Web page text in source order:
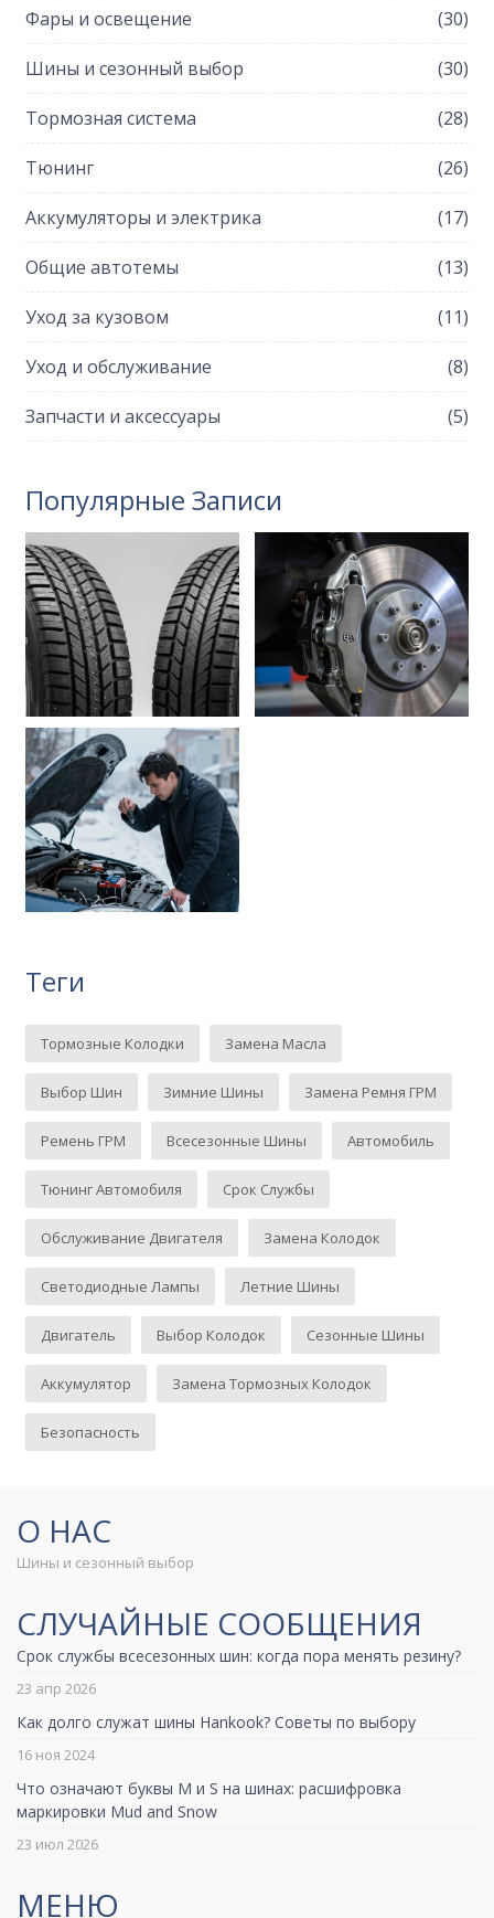
Фары и освещение (30)
Шины и сезонный выбор (30)
Тормозная система (28)
Тюнинг (26)
Аккумуляторы и электрика (17)
Общие автотемы (13)
Уход за кузовом (11)
Уход и обслуживание (8)
Запчасти и аксессуары (5)
Популярные Записи
Теги
Тормозные Колодки Замена Масла
Выбор Шин Зимние Шины Замена Ремня ГРМ
Ремень ГРМ Всесезонные Шины Автомобиль
Тюнинг Автомобиля Срок Службы
Обслуживание Двигателя Замена Колодок
Светодиодные Лампы Летние Шины
Двигатель Выбор Колодок Сезонные Шины
Аккумулятор Замена Тормозных Колодок
Безопасность
О НАС
Шины и сезонный выбор
СЛУЧАЙНЫЕ СООБЩЕНИЯ
Срок службы всесезонных шин: когда пора менять резину?
23 апр 2026
Как долго служат шины Hankook? Советы по выбору
16 ноя 2024
Что означают буквы M и S на шинах: расшифровка
маркировки Mud and Snow
23 июл 2026
МЕНЮ